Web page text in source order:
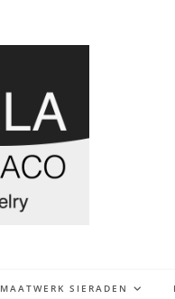
MAATWERK SIERADEN